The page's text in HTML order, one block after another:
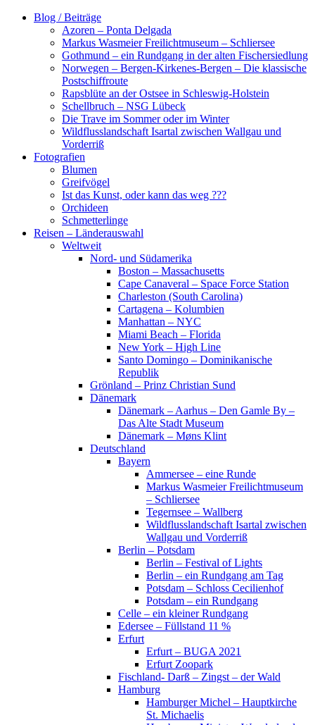
Zum
Blog / Beiträge
Azoren – Ponta Delgada
Markus Wasmeier Freilichtmuseum – Schliersee
Gothmund – ein Rundgang in der alten Fischersiedlung
Norwegen – Bergen-Kirkenes-Bergen – Die klassische
Postschiffroute
Rapsblüte an der Ostsee in Schleswig-Holstein
Schellbruch – NSG Lübeck
Die Trave im Sommer oder im Winter
Wildflusslandschaft Isartal zwischen Wallgau und
Vorderriß
Fotografien
Blumen
Greifvögel
Ist das Kunst, oder kann das weg ???
Orchideen
Schmetterlinge
Reisen – Länderauswahl
Weltweit
Nord- und Südamerika
Boston – Massachusetts
Cape Canaveral – Space Force Station
Charleston (South Carolina)
Cartagena – Kolumbien
Manhattan – NYC
Miami Beach – Florida
New York – High Line
Santo Domingo – Dominikanische
Republik
Grönland – Prinz Christian Sund
Dänemark
Dänemark – Aarhus – Den Gamle By –
Das Alte Stadt Museum
Dänemark – Møns Klint
Deutschland
Bayern
Ammersee – eine Runde
Markus Wasmeier Freilichtmuseum
– Schliersee
Tegernsee – Wallberg
Wildflusslandschaft Isartal zwischen
Wallgau und Vorderriß
Berlin – Potsdam
Berlin – Festival of Lights
Berlin – ein Rundgang am Tag
Potsdam – Schloss Cecilienhof
Potsdam – ein Rundgang
Celle – ein kleiner Rundgang
Edersee – Füllstand 11 %
Erfurt
Erfurt – BUGA 2021
Erfurt Zoopark
Fischland- Darß – Zingst – der Wald
Hamburg
Hamburger Michel – Hauptkirche
St. Michaelis